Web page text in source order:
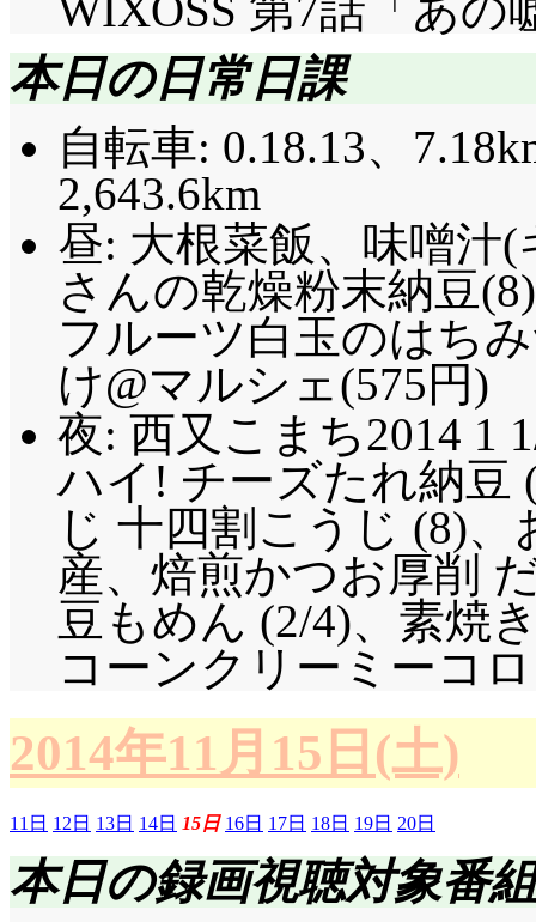
本日の日常日課
自転車: 0.18.13、
2,643.6km
昼: 大根菜飯、味噌汁
さんの乾燥粉末納豆
フルーツ白玉のはち
け@マルシェ(575円)
夜: 西又こまち2014 1
ハイ! チーズたれ納豆
じ 十四割こうじ (8)
産、焙煎かつお厚削
豆もめん (2/4)、素焼
コーンクリーミーコ
2014年11月15日(土)
11日 12日 13日 14日 15日 16日 17日 18日 19日 20日
本日の録画視聴対象番組